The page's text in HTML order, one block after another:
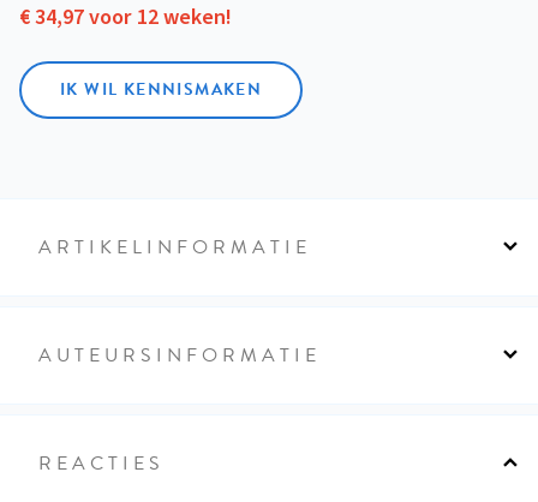
€ 34,97 voor 12 weken!
IK WIL KENNISMAKEN
ARTIKELINFORMATIE
AUTEURSINFORMATIE
REACTIES